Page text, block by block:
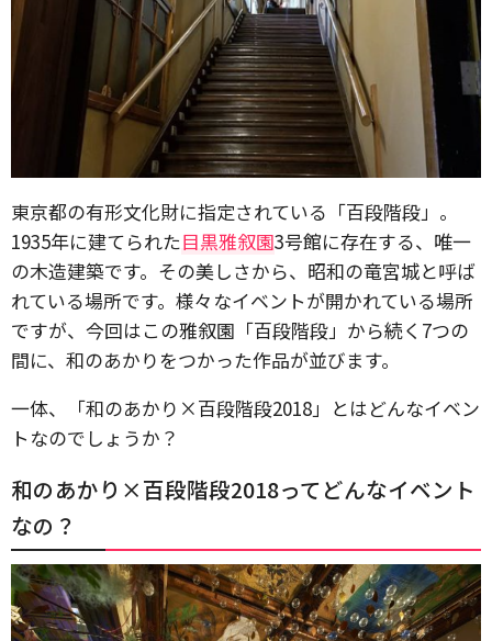
東京都の有形文化財に指定されている「百段階段」。
1935年に建てられた目黒雅叙園3号館に存在する、唯一
の木造建築です。その美しさから、昭和の竜宮城と呼ば
れている場所です。様々なイベントが開かれている場所
ですが、今回はこの雅叙園「百段階段」から続く7つの
間に、和のあかりをつかった作品が並びます。
一体、「和のあかり×百段階段2018」とはどんなイベン
トなのでしょうか？
和のあかり×百段階段2018ってどんなイベント
なの？